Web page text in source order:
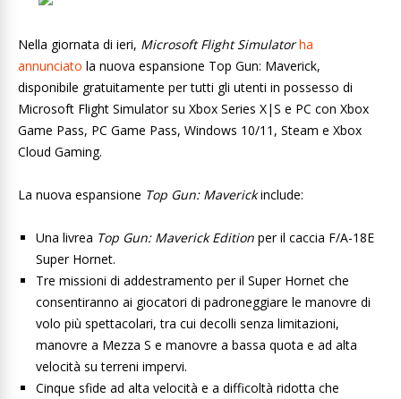
Nella giornata di ieri, Microsoft Flight Simulator ha
annunciato la nuova espansione Top Gun: Maverick,
disponibile gratuitamente per tutti gli utenti in possesso di
Microsoft Flight Simulator su Xbox Series X|S e PC con Xbox
Game Pass, PC Game Pass, Windows 10/11, Steam e Xbox
Cloud Gaming.
La nuova espansione Top Gun: Maverickinclude:
Una livrea Top Gun: Maverick Edition per il caccia F/A-18E
Super Hornet.
Tre missioni di addestramento per il Super Hornet che
consentiranno ai giocatori di padroneggiare le manovre di
volo più spettacolari, tra cui decolli senza limitazioni,
manovre a Mezza S e manovre a bassa quota e ad alta
velocità su terreni impervi.
Cinque sfide ad alta velocità e a difficoltà ridotta che